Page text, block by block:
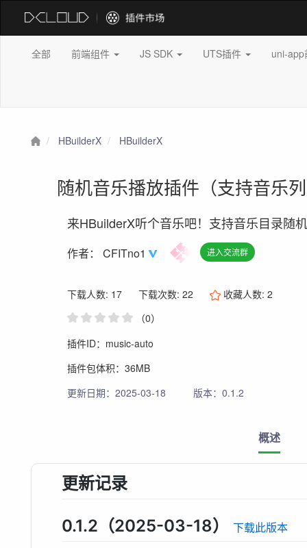
全部 前端组件 JS SDK UTS插件 uni-
HBuilderX HBuilderX
随机音乐播放插件（支持音乐
来HBuilderX听个音乐吧！支持音乐目录随
作者：CFITno1 进入交流群
下载人数: 17 下载次数: 22 收藏人数:2
（0）
插件ID：music-auto
插件包体积：36MB
更新日期：2025-03-18
版本：0.1.2
概述
更新记录
0.1.2（2025-03-18） 下载此版本